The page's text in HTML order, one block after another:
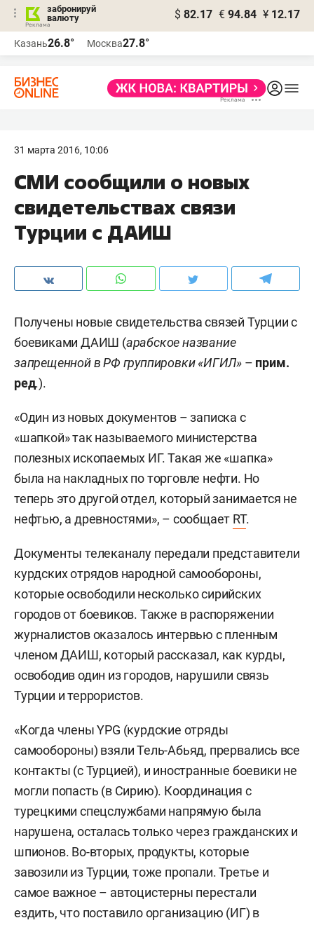
забронируй
валюту
$ 82.17 € 94.84 ¥ 12.17
Казань26.8° Москва27.8°
31 марта 2016, 10:06
СМИ сообщили о новых
свидетельствах связи
Турции с ДАИШ
Получены новые свидетельства связей Турции с
боевиками ДАИШ (арабское название
запрещенной в РФ группировки «ИГИЛ» – прим.
ред.).
«Один из новых документов – записка с
«шапкой» так называемого министерства
полезных ископаемых ИГ. Такая же «шапка»
была на накладных по торговле нефти. Но
теперь это другой отдел, который занимается не
нефтью, а древностями», – сообщает RT.
Документы телеканалу передали представители
курдских отрядов народной самообороны,
которые освободили несколько сирийских
городов от боевиков. Также в распоряжении
журналистов оказалось интервью с пленным
членом ДАИШ, который рассказал, как курды,
освободив один из городов, нарушили связь
Турции и террористов.
«Когда члены YPG (курдские отряды
самообороны) взяли Тель-Абьяд, прервались все
контакты (с Турцией), и иностранные боевики не
могли попасть (в Сирию). Координация с
турецкими спецслужбами напрямую была
нарушена, осталась только через гражданских и
шпионов. Во-вторых, продукты, которые
завозили из Турции, тоже пропали. Третье и
самое важное – автоцистерны перестали
ездить, что поставило организацию (ИГ) в